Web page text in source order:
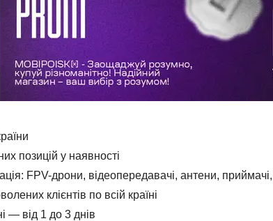
позицій у наявності
FPV-дрони, відеопередавачі, антени,
клієнтів по всій країні
— від 1 до 3 днів